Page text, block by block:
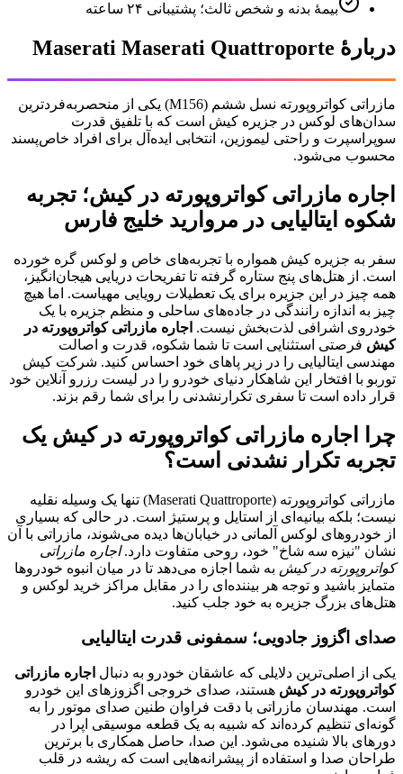
بیمهٔ بدنه و شخص ثالث؛ پشتیبانی ۲۴ ساعته
دربارهٔ Maserati Maserati Quattroporte
مازراتی کواتروپورته نسل ششم (M156) یکی از منحصر‌به‌فردترین
سدان‌های لوکس در جزیره کیش است که با تلفیق قدرت
سوپراسپرت و راحتی لیموزین، انتخابی ایده‌آل برای افراد خاص‌پسند
محسوب می‌شود.
اجاره مازراتی کواتروپورته در کیش؛ تجربه
شکوه ایتالیایی در مروارید خلیج فارس
سفر به جزیره کیش همواره با تجربه‌های خاص و لوکس گره خورده
است. از هتل‌های پنج ستاره گرفته تا تفریحات دریایی هیجان‌انگیز،
همه چیز در این جزیره برای یک تعطیلات رویایی مهیاست. اما هیچ
چیز به اندازه رانندگی در جاده‌های ساحلی و منظم جزیره با یک
خودروی اشرافی لذت‌بخش نیست. اجاره مازراتی کواتروپورته در
کیش فرصتی استثنایی است تا شما شکوه، قدرت و اصالت
مهندسی ایتالیایی را در زیر پاهای خود احساس کنید. شرکت کیش
توربو با افتخار این شاهکار دنیای خودرو را در لیست رزرو آنلاین خود
قرار داده است تا سفری تکرارنشدنی را برای شما رقم بزند.
چرا اجاره مازراتی کواتروپورته در کیش یک
تجربه تکرار نشدنی است؟
مازراتی کواتروپورته (Maserati Quattroporte) تنها یک وسیله نقلیه
نیست؛ بلکه بیانیه‌ای از استایل و پرستیژ است. در حالی که بسیاری
از خودروهای لوکس آلمانی در خیابان‌ها دیده می‌شوند، مازراتی با آن
نشان "نیزه سه شاخ" خود، روحی متفاوت دارد.اجاره مازراتی
کواتروپورته در کیش به شما اجازه می‌دهد تا در میان انبوه خودروها
متمایز باشید و توجه هر بیننده‌ای را در مقابل مراکز خرید لوکس و
هتل‌های بزرگ جزیره به خود جلب کنید.
صدای اگزوز جادویی؛ سمفونی قدرت ایتالیایی
یکی از اصلی‌ترین دلایلی که عاشقان خودرو به دنبال اجاره مازراتی
کواتروپورته در کیش هستند، صدای خروجی اگزوزهای این خودرو
است. مهندسان مازراتی با دقت فراوان طنین صدای موتور را به
گونه‌ای تنظیم کرده‌اند که شبیه به یک قطعه موسیقی اپرا در
دورهای بالا شنیده می‌شود. این صدا، حاصل همکاری با برترین
طراحان صدا و استفاده از پیشرانه‌هایی است که ریشه در قلب